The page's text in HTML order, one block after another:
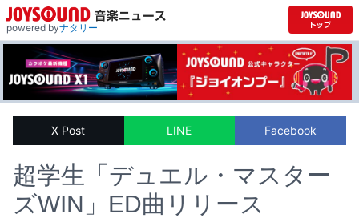
powered byナタリー
X Post LINE Facebook
超学生「デュエル・マスター
ズWIN」ED曲リリース